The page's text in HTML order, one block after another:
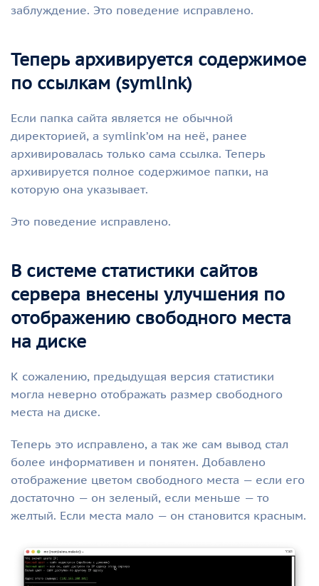
заблуждение. Это поведение исправлено.
Теперь архивируется содержимое
по ссылкам (symlink)
Если папка сайта является не обычной
директорией, а symlink’ом на неё, ранее
архивировалась только сама ссылка. Теперь
архивируется полное содержимое папки, на
которую она указывает.
Это поведение исправлено.
В системе статистики сайтов
сервера внесены улучшения по
отображению свободного места
на диске
К сожалению, предыдущая версия статистики
могла неверно отображать размер свободного
места на диске.
Теперь это исправлено, а так же сам вывод стал
более информативен и понятен. Добавлено
отображение цветом свободного места — если его
достаточно — он зеленый, если меньше — то
желтый. Если места мало — он становится красным.